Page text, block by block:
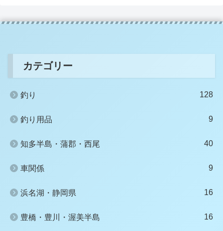
カテゴリー
釣り 128
釣り用品 9
知多半島・蒲郡・西尾 40
車関係 9
浜名湖・静岡県 16
豊橋・豊川・渥美半島 16